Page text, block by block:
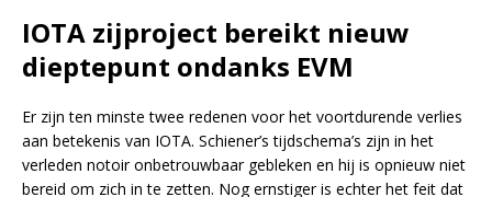
IOTA zijproject bereikt nieuw
dieptepunt ondanks EVM
Er zijn ten minste twee redenen voor het voortdurende verlies
aan betekenis van IOTA. Schiener’s tijdschema’s zijn in het
verleden notoir onbetrouwbaar gebleken en hij is opnieuw niet
bereid om zich in te zetten. Nog ernstiger is echter het feit dat